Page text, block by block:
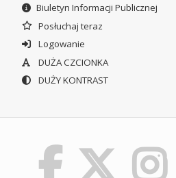
Biuletyn Informacji Publicznej
Posłuchaj teraz
Logowanie
DUŻA CZCIONKA
DUŻY KONTRAST